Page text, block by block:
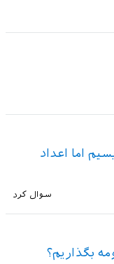
اما اعداد
سوال کرد
بگذاریم؟